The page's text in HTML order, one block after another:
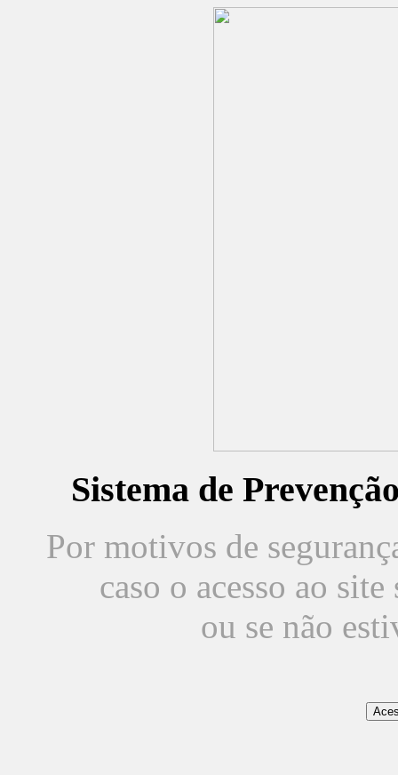
Sistema de
Por motivos de
caso o acesso ao
ou se não